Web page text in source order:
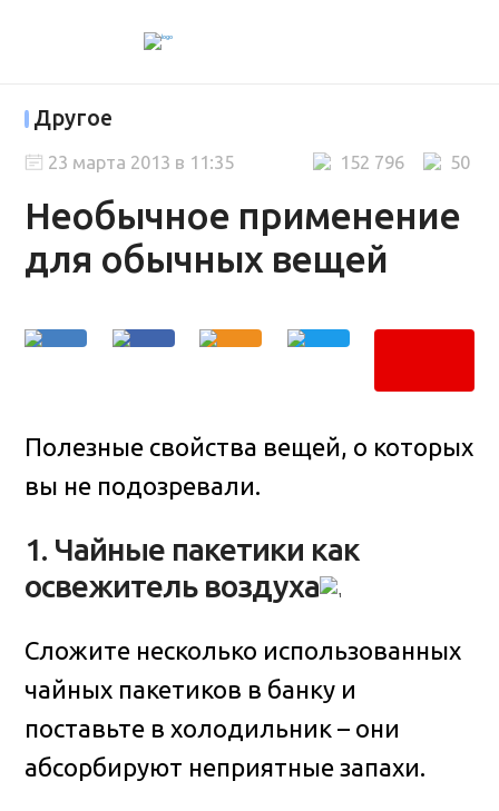
Другое
Необычное применение
для обычных вещей
50
152 796
23 марта 2013 в 11:35
Полезные свойства вещей, о которых
вы не подозревали.
1. Чайные пакетики как
освежитель воздуха
Сложите несколько использованных
чайных пакетиков в банку и
поставьте в холодильник – они
абсорбируют неприятные запахи.